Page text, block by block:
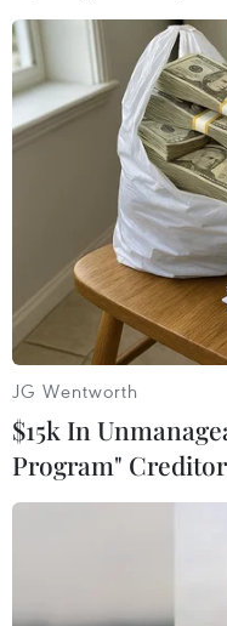
Facebook,
chống độc
11/03/2022 12:48
EC cho rằng thỏa
và hạn chế khả
cáo công nghệ khác,
người tiêu dùng.
JG Wentworth
$15k In
Program"